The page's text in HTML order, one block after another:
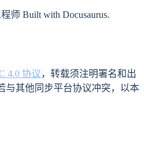
师 Built with Docusaurus.
4.0 协议，转载须注明署名和出
与其他同步平台协议冲突，以本